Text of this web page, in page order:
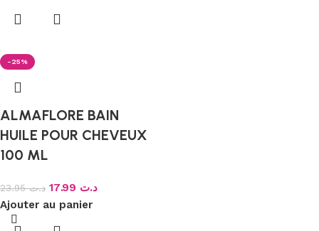
-25%
ALMAFLORE BAIN
HUILE POUR CHEVEUX
100 ML
د.ت23.95 د.ت
Ajouter au panier